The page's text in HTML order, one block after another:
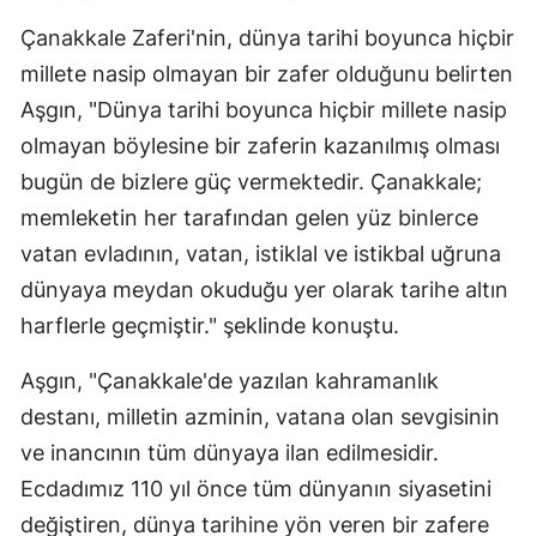
Elazığ
Erzincan
Erzurum
Eskişehir
Gaziantep
Giresun
Gümüşhane
Hakkari
Hatay
Isparta
Mersin
Çanakkale Zaferi'nin, dünya tarihi boyunca hiçbir
millete nasip olmayan bir zafer olduğunu belirten
Aşgın, "Dünya tarihi boyunca hiçbir millete nasip
olmayan böylesine bir zaferin kazanılmış olması
bugün de bizlere güç vermektedir. Çanakkale;
memleketin her tarafından gelen yüz binlerce
vatan evladının, vatan, istiklal ve istikbal uğruna
dünyaya meydan okuduğu yer olarak tarihe altın
harflerle geçmiştir." şeklinde konuştu.
Aşgın, "Çanakkale'de yazılan kahramanlık
destanı, milletin azminin, vatana olan sevgisinin
ve inancının tüm dünyaya ilan edilmesidir.
Ecdadımız 110 yıl önce tüm dünyanın siyasetini
değiştiren, dünya tarihine yön veren bir zafere